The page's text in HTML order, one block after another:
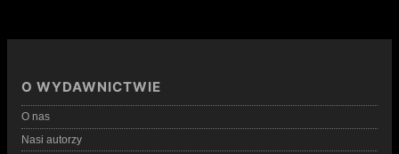
O WYDAWNICTWIE
O nas
Nasi autorzy